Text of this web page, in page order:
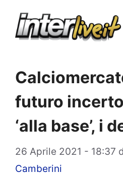
futuro
‘alla base’, i
26 Aprile 2021 - 18:37
Camberini